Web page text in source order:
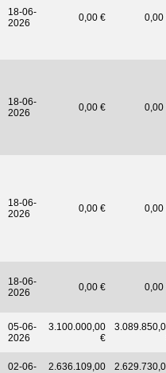
18-06-
2026
0,00 € 0,00
18-06-
2026
0,00 € 0,00
18-06-
2026
0,00 € 0,00
18-06-
2026
0,00 € 0,00
05-06-
2026
3.100.000,00
€
02-06-
2.636.109,00